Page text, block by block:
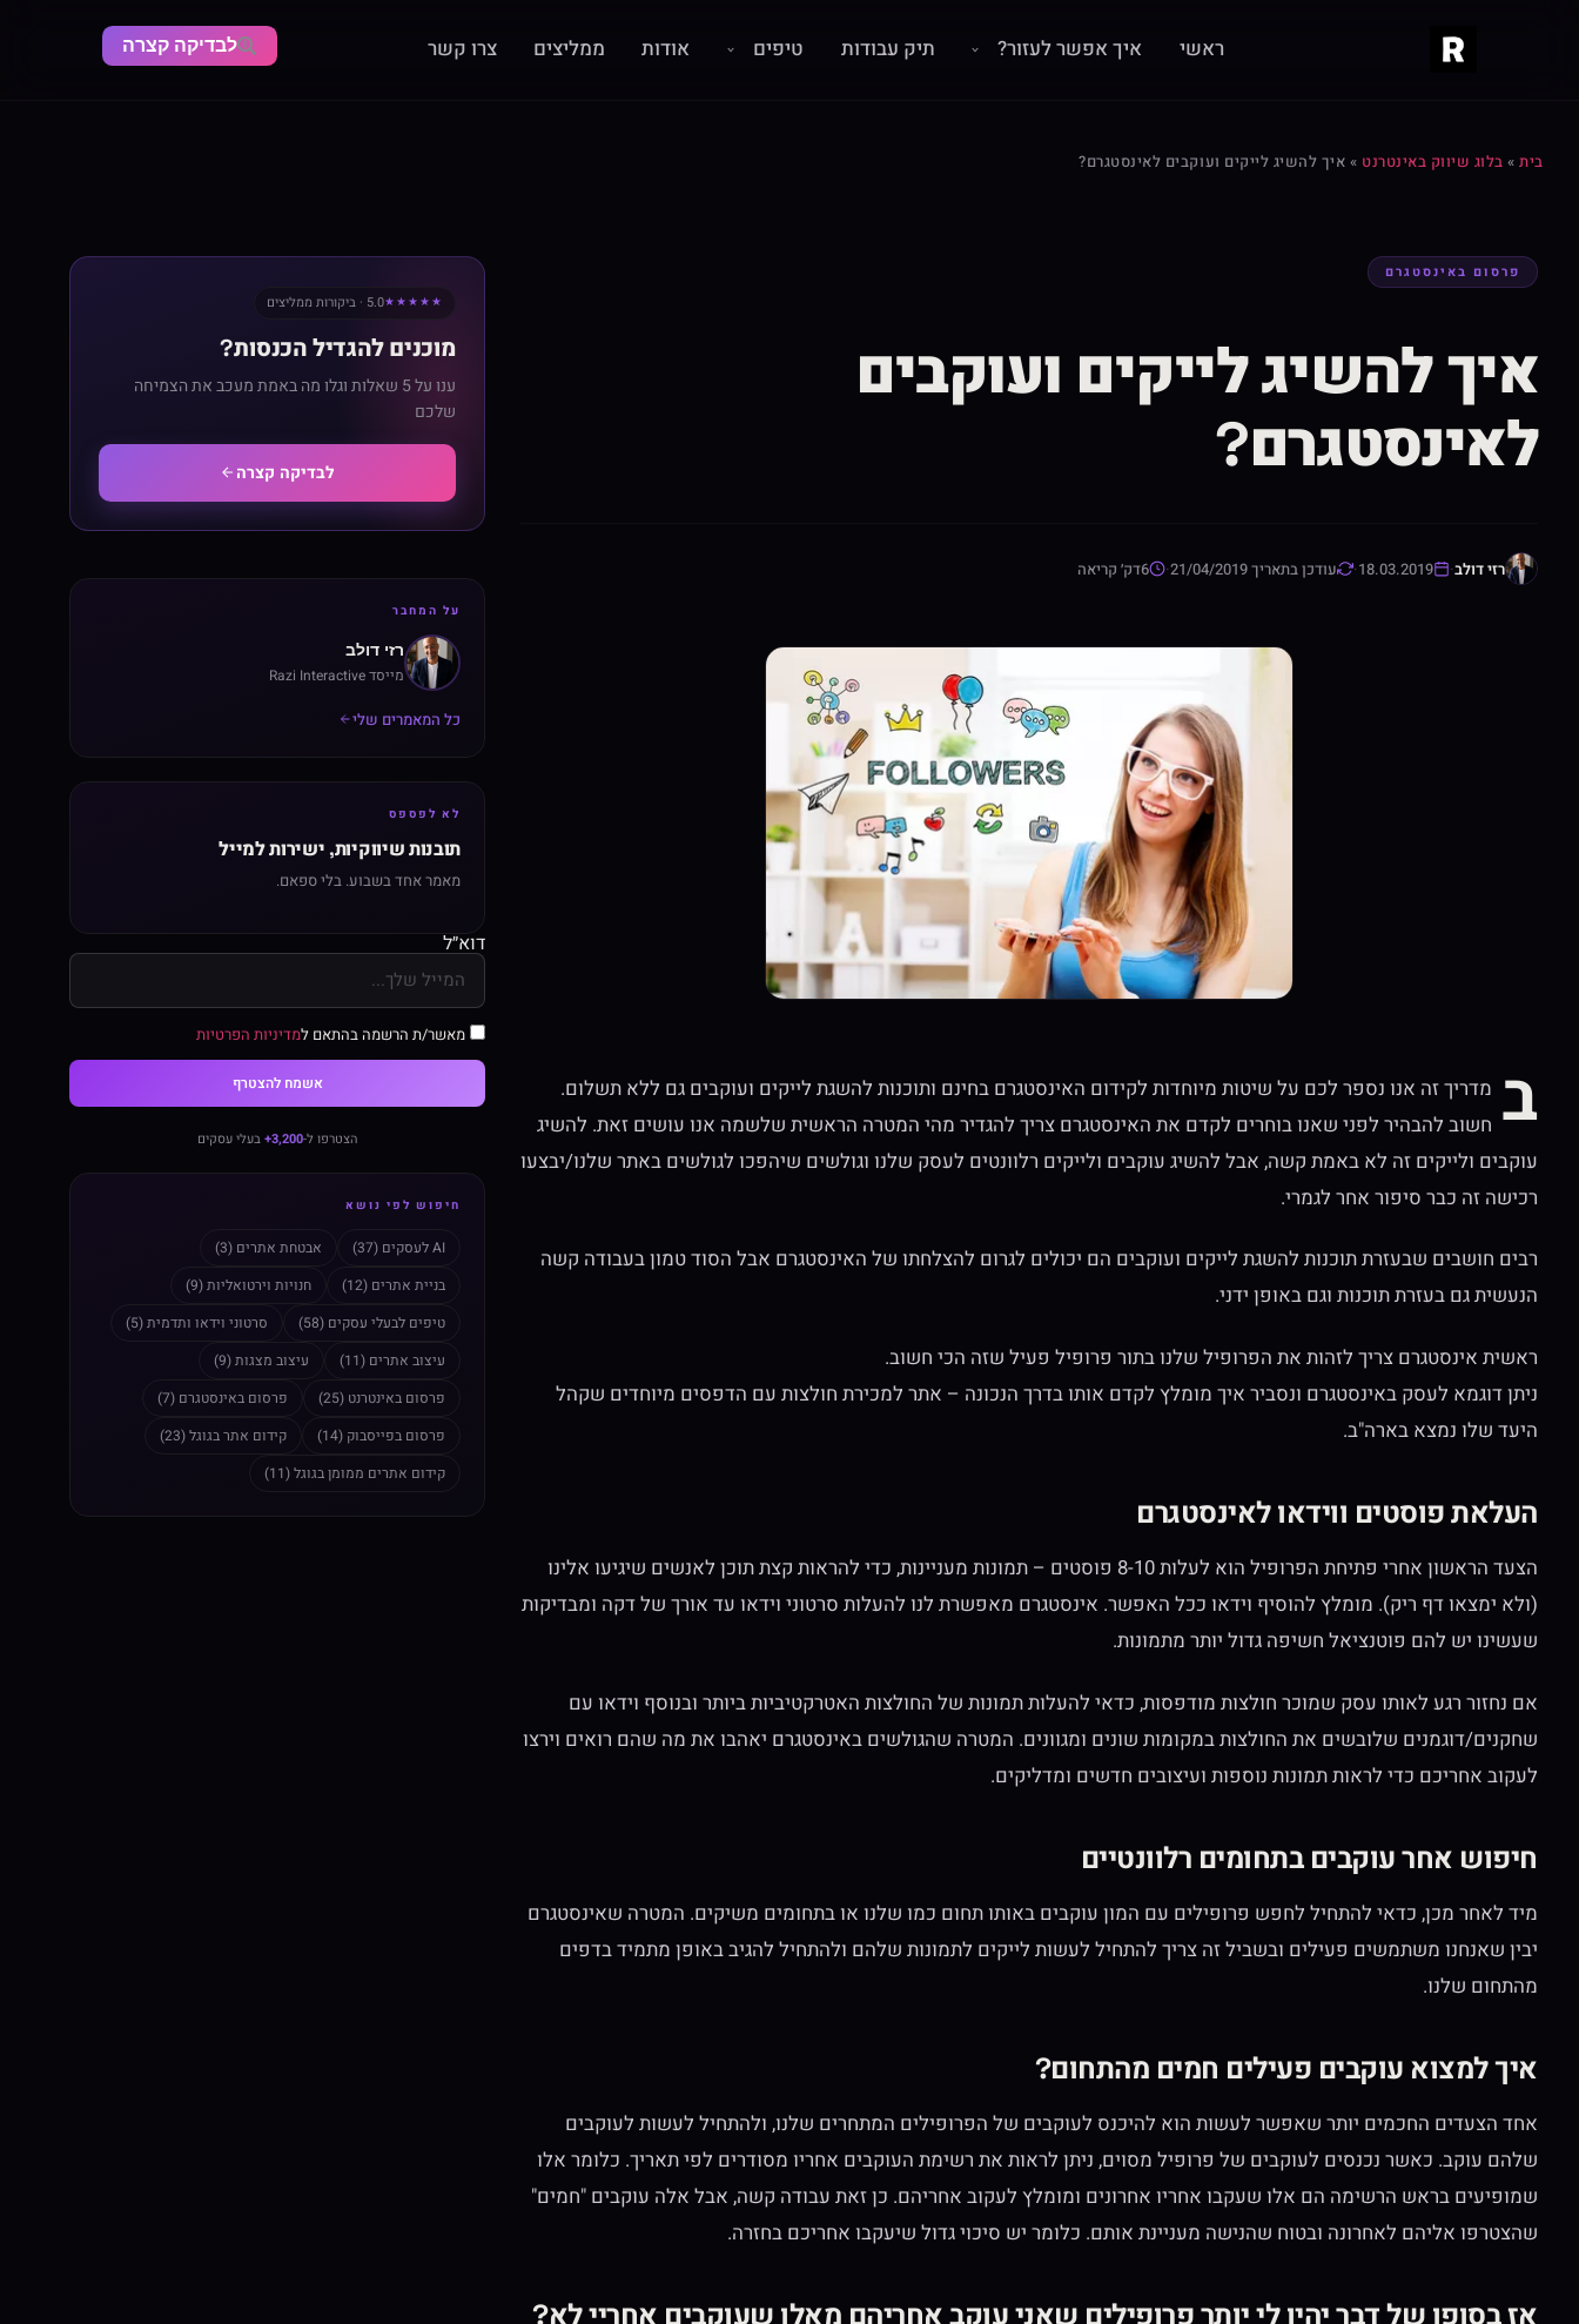
ראשי איך אפשר לעזור? תיק עבודות טיפים אודות ממליצים צרו קשר לבדיקה קצרה
בית» בלוג שיווק באינטרנט » איך להשיג לייקים ועוקבים לאינסטגרם?
פרסום באינסטגרם
איך להשיג לייקים ועוקבים
לאינסטגרם?
רזי דולב·
18.03.2019
· עודכן בתאריך 21/04/2019 ·
6דק׳ קריאה
ב מדריך זה אנו נספר לכם על שיטות מיוחדות לקידום האינסטגרם בחינם ותוכנות להשגת לייקים ועוקבים גם ללא תשלום.
חשוב להבהיר לפני שאנו בוחרים לקדם את האינסטגרם צריך להגדיר מהי המטרה הראשית שלשמה אנו עושים זאת. להשיג
עוקבים ולייקים זה לא באמת קשה, אבל להשיג עוקבים ולייקים רלוונטים לעסק שלנו וגולשים שיהפכו לגולשים באתר שלנו/יבצעו
רכישה זה כבר סיפור אחר לגמרי.
רבים חושבים שבעזרת תוכנות להשגת לייקים ועוקבים הם יכולים לגרום להצלחתו של האינסטגרם אבל הסוד טמון בעבודה קשה
הנעשית גם בעזרת תוכנות וגם באופן ידני.
ראשית אינסטגרם צריך לזהות את הפרופיל שלנו בתור פרופיל פעיל שזה הכי חשוב.
ניתן דוגמא לעסק באינסטגרם ונסביר איך מומלץ לקדם אותו בדרך הנכונה – אתר למכירת חולצות עם הדפסים מיוחדים שקהל
היעד שלו נמצא בארה"ב.
העלאת פוסטים ווידאו לאינסטגרם
הצעד הראשון אחרי פתיחת הפרופיל הוא לעלות 8-10 פוסטים – תמונות מעניינות, כדי להראות קצת תוכן לאנשים שיגיעו אלינו
(ולא ימצאו דף ריק). מומלץ להוסיף וידאו ככל האפשר. אינסטגרם מאפשרת לנו להעלות סרטוני וידאו עד אורך של דקה ומבדיקות
שעשינו יש להם פוטנציאל חשיפה גדול יותר מתמונות.
אם נחזור רגע לאותו עסק שמוכר חולצות מודפסות, כדאי להעלות תמונות של החולצות האטרקטיביות ביותר ובנוסף וידאו עם
שחקנים/דוגמנים שלובשים את החולצות במקומות שונים ומגוונים. המטרה שהגולשים באינסטגרם יאהבו את מה שהם רואים וירצו
לעקוב אחריכם כדי לראות תמונות נוספות ועיצובים חדשים ומדליקים.
חיפוש אחר עוקבים בתחומים רלוונטיים
מיד לאחר מכן, כדאי להתחיל לחפש פרופילים עם המון עוקבים באותו תחום כמו שלנו או בתחומים משיקים. המטרה שאינסטגרם
יבין שאנחנו משתמשים פעילים ובשביל זה צריך להתחיל לעשות לייקים לתמונות שלהם ולהתחיל להגיב באופן מתמיד בדפים
מהתחום שלנו.
איך למצוא עוקבים פעילים חמים מהתחום?
אחד הצעדים החכמים יותר שאפשר לעשות הוא להיכנס לעוקבים של הפרופילים המתחרים שלנו, ולהתחיל לעשות לעוקבים
שלהם עוקב. כאשר נכנסים לעוקבים של פרופיל מסוים, ניתן לראות את רשימת העוקבים אחריו מסודרים לפי תאריך. כלומר אלו
שמופיעים בראש הרשימה הם אלו שעקבו אחריו אחרונים ומומלץ לעקוב אחריהם. כן זאת עבודה קשה, אבל אלה עוקבים "חמים"
שהצטרפו אליהם לאחרונה ובטוח שהנישה מעניינת אותם. כלומר יש סיכוי גדול שיעקבו אחריכם בחזרה.
אז בסופו של דבר יהיו לי יותר פרופילים שאני עוקב אחריהם מאלו שעוקבים אחריי לא?
★★★★★5.0 · ביקורות ממליצים
מוכנים להגדיל הכנסות?
ענו על 5 שאלות וגלו מה באמת מעכב את הצמיחה
שלכם
לבדיקה קצרה
על המחבר
רזי דולב
מייסד Razi Interactive
כל המאמרים שלי
לא לפספס
תובנות שיווקיות, ישירות למייל
מאמר אחד בשבוע. בלי ספאם.
דוא״ל
מאשר/ת הרשמה בהתאם למדיניות הפרטיות
אשמח להצטרף
הצטרפו ל-3,200+ בעלי עסקים
חיפוש לפי נושא
AI לעסקים (37)
אבטחת אתרים (3)
בניית אתרים (12)
חנויות וירטואליות (9)
טיפים לבעלי עסקים (58)
סרטוני וידאו ותדמית (5)
עיצוב אתרים (11)
עיצוב מצגות (9)
פרסום באינטרנט (25)
פרסום באינסטגרם (7)
פרסום בפייסבוק (14)
קידום אתר בגוגל (23)
קידום אתרים ממומן בגוגל (11)